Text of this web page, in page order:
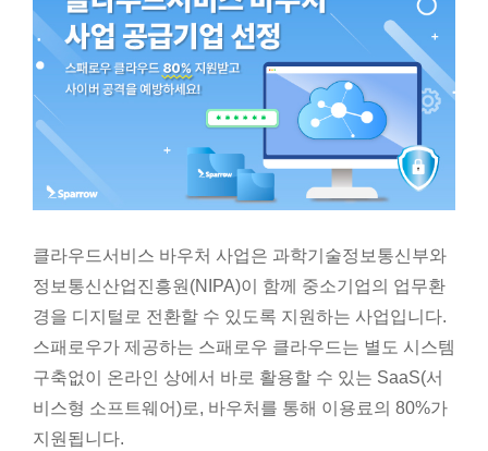
클라우드서비스 바우처 사업은 과학기술정보통신부와
정보통신산업진흥원(NIPA)이 함께 중소기업의 업무환
경을 디지털로 전환할 수 있도록 지원하는 사업입니다.
스패로우가 제공하는 스패로우 클라우드는 별도 시스템
구축없이 온라인 상에서 바로 활용할 수 있는 SaaS(서
비스형 소프트웨어)로, 바우처를 통해 이용료의 80%가
지원됩니다.